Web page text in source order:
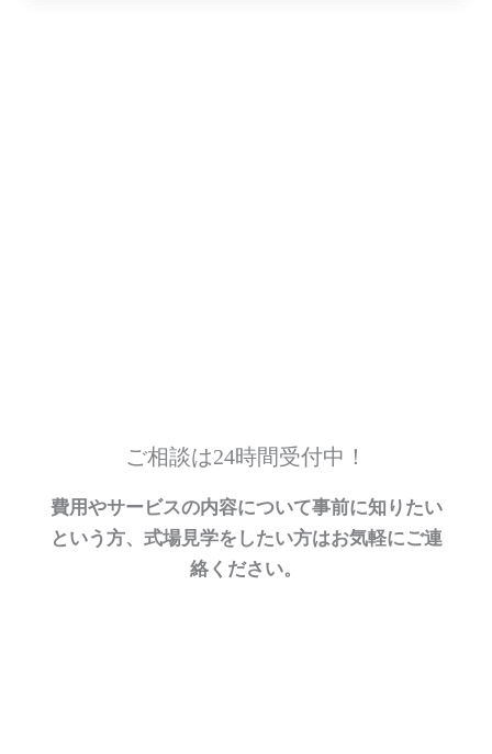
ご相談は24時間受付中！
費用やサービスの内容について事前に知りたい
という方、式場見学をしたい方はお気軽にご連
絡ください。